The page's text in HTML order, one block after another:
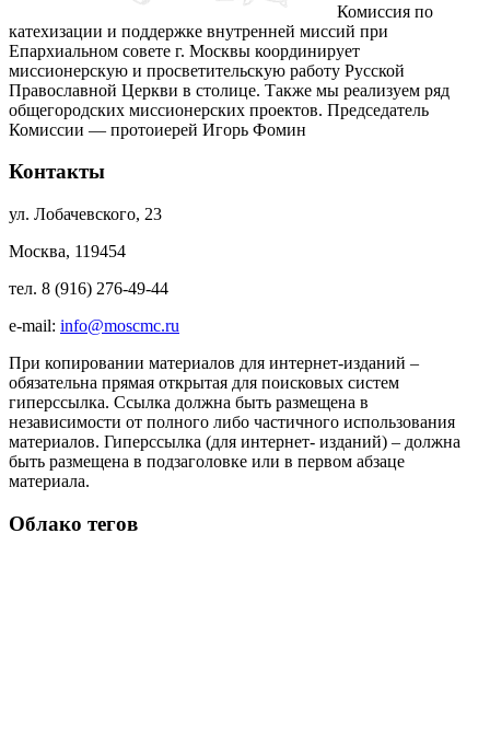
Комиссия по
катехизации и поддержке внутренней миссий при
Епархиальном совете г. Москвы координирует
миссионерскую и просветительскую работу Русской
Православной Церкви в столице. Также мы реализуем ряд
общегородских миссионерских проектов. Председатель
Комиссии — протоиерей Игорь Фомин
Контакты
ул. Лобачевского, 23
Москва, 119454
тел. 8 (916) 276-49-44
e-mail: info@moscmc.ru
При копировании материалов для интернет-изданий –
обязательна прямая открытая для поисковых систем
гиперссылка. Ссылка должна быть размещена в
независимости от полного либо частичного использования
материалов. Гиперссылка (для интернет- изданий) – должна
быть размещена в подзаголовке или в первом абзаце
материала.
Облако тегов